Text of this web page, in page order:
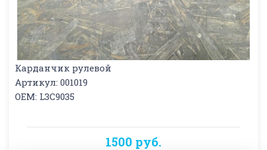
Карданчик рулевой
Артикул: 001019
OEM: L3C9035
1500 руб.